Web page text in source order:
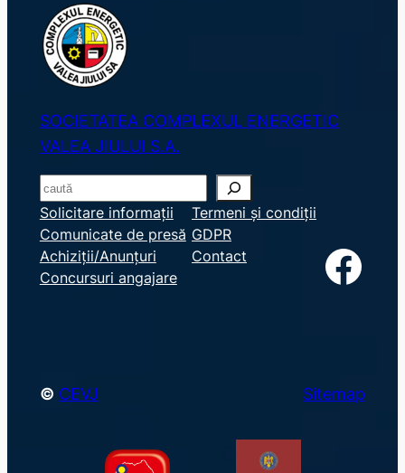
SOCIETATEA COMPLEXUL ENERGETIC
VALEA JIULUI S.A.
S
e
a
r
c
Solicitare informații
Comunicate de presă
Achiziții/Anunțuri
Concursuri angajare
Termeni și condiții
GDPR
Contact
Facebook
© CEVJ Sitemap